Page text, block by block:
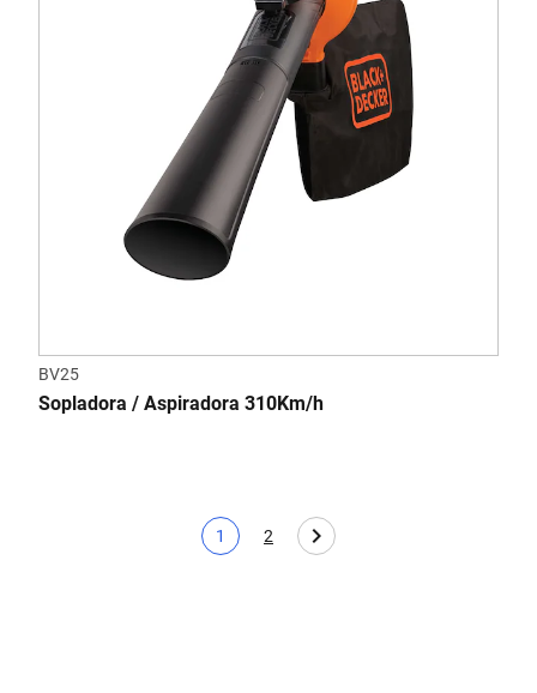
BV25
Sopladora / Aspiradora 310Km/h
Página actual
1
Page
2